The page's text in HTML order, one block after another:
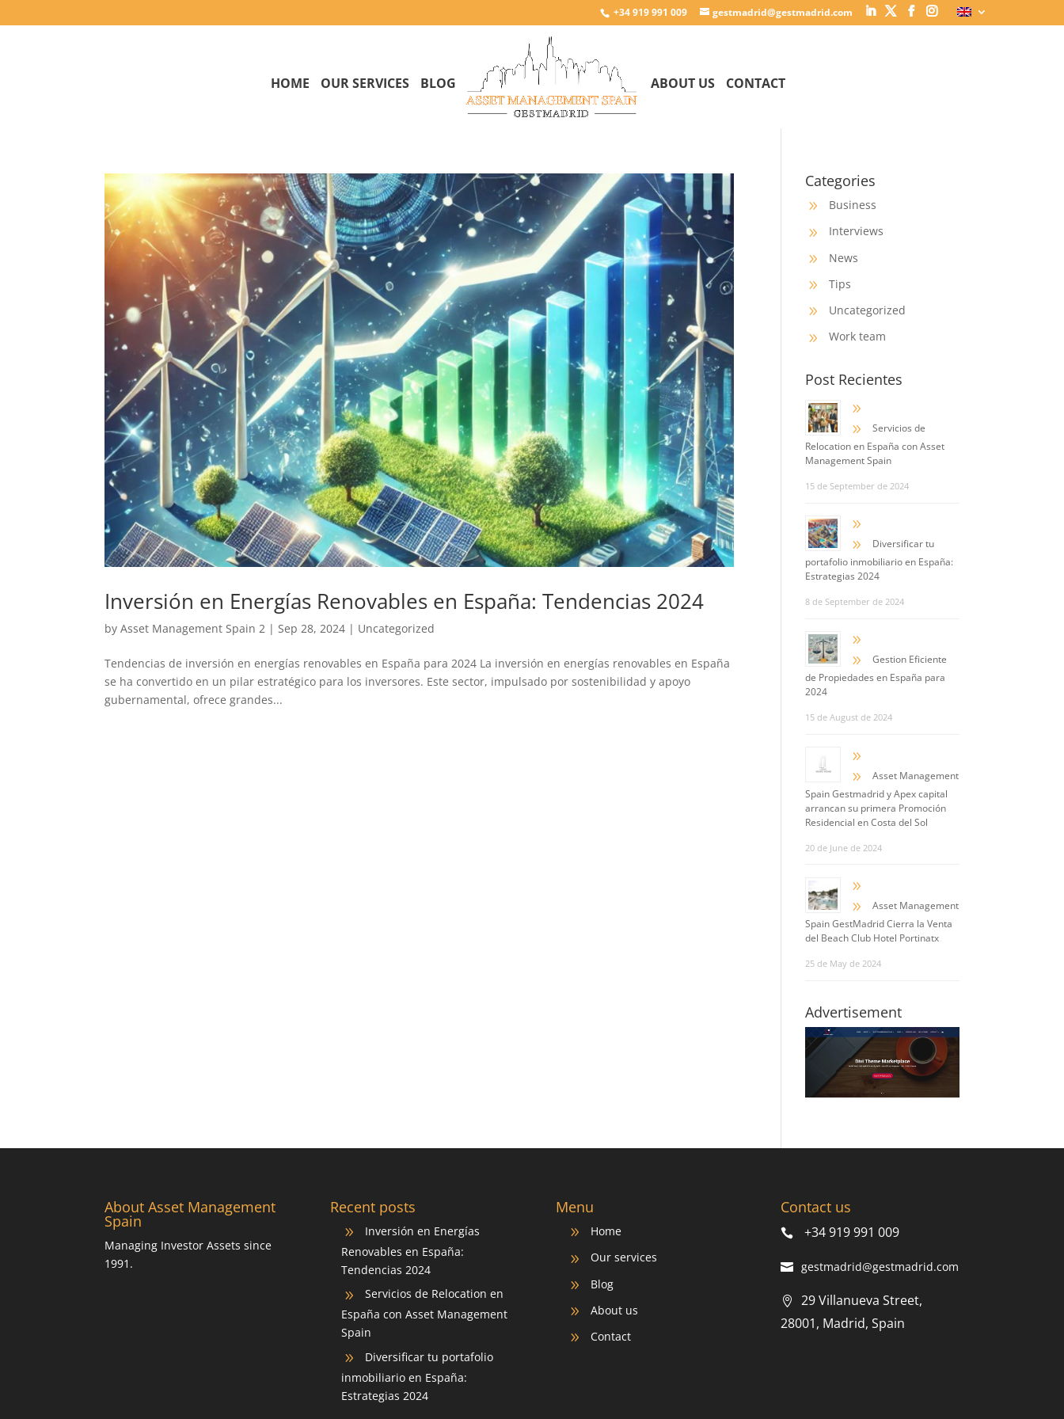
+34 919 991 009 gestmadrid@gestmadrid.com
HOME OUR SERVICES BLOG ABOUT US CONTACT
Inversión en Energías Renovables en España: Tendencias 2024
by Asset Management Spain 2 | Sep 28, 2024 | Uncategorized
Tendencias de inversión en energías renovables en España para 2024 La inversión en energías renovables en España
se ha convertido en un pilar estratégico para los inversores. Este sector, impulsado por sostenibilidad y apoyo
gubernamental, ofrece grandes...
Categories
9 Business
9 Interviews
9 News
9 Tips
9 Uncategorized
9 Work team
Post Recientes
9
9
Servicios de
Relocation en España con Asset
Management Spain
15 de September de 2024
9
9
Diversificar tu
portafolio inmobiliario en España:
Estrategias 2024
8 de September de 2024
9
9
Gestion Eficiente
de Propiedades en España para
2024
15 de August de 2024
9
9
Asset Management
Spain Gestmadrid y Apex capital
arrancan su primera Promoción
Residencial en Costa del Sol
20 de June de 2024
9
9
Asset Management
Spain GestMadrid Cierra la Venta
del Beach Club Hotel Portinatx
25 de May de 2024
Advertisement
About Asset Management
Spain
Managing Investor Assets since
1991.
Recent posts
9
Inversión en Energías
Renovables en España:
Tendencias 2024
9
Servicios de Relocation en
España con Asset Management
Spain
9
Diversificar tu portafolio
inmobiliario en España:
Estrategias 2024
Menu
9 Home
9 Our services
9 Blog
9 About us
9 Contact
Contact us
+34 919 991 009
gestmadrid@gestmadrid.com
29 Villanueva Street,
28001, Madrid, Spain